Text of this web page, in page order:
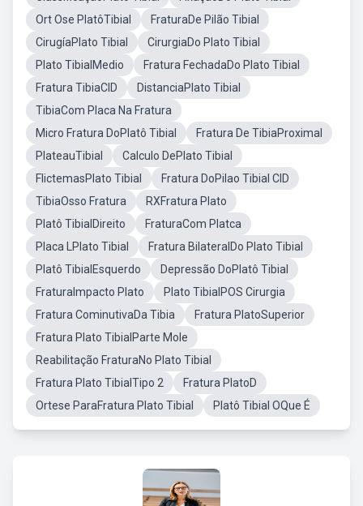
Ort Ose PlatôTibial
FraturaDe Pilão Tibial
CirugíaPlato Tibial
CirurgiaDo Plato Tibial
Plato TibialMedio
Fratura FechadaDo Plato Tibial
Fratura TibiaCID
DistanciaPlato Tibial
TibiaCom Placa Na Fratura
Micro Fratura DoPlatô Tibial
Fratura De TibiaProximal
PlateauTibial
Calculo DePlato Tibial
FlictemasPlato Tibial
Fratura DoPilao Tibial CID
TibiaOsso Fratura
RXFratura Plato
Platô TibialDireito
FraturaCom Platca
Placa LPlato Tibial
Fratura BilateralDo Plato Tibial
Platô TibialEsquerdo
Depressão DoPlatô Tibial
FraturaImpacto Plato
Plato TibialPOS Cirurgia
Fratura CominutivaDa Tibia
Fratura PlatoSuperior
Fratura Plato TibialParte Mole
Reabilitação FraturaNo Plato Tibial
Fratura Plato TibialTipo 2
Fratura PlatoD
Ortese ParaFratura Plato Tibial
Platô Tibial OQue É